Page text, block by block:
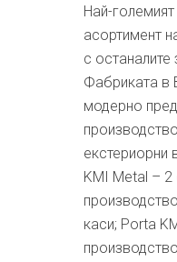
Най-
асортимент
с
Фабриката в
модерно
екстериорни
KMI Metal – 2
каси; Porta